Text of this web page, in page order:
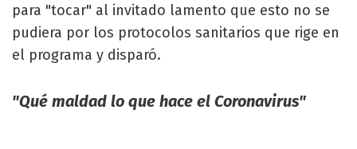
para "tocar" al invitado lamento que esto no se
pudiera por los protocolos sanitarios que rige en
el programa y disparó.
"Qué maldad lo que hace el Coronavirus"